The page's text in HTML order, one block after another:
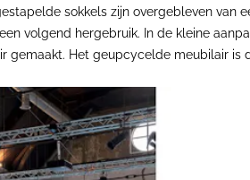
sokkels zijn overgebleven van
volgend hergebruik. In de kleine
gemaakt. Het geupcycelde meubilair